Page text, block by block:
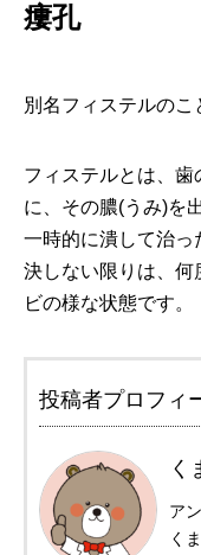
瘻孔
別名フィステルのこ
フィステルとは、
に、その膿(うみ)を
一時的に潰して治っ
決しない限りは、何
ビの様な状態です。
投稿者プロフィ
く
ア
く